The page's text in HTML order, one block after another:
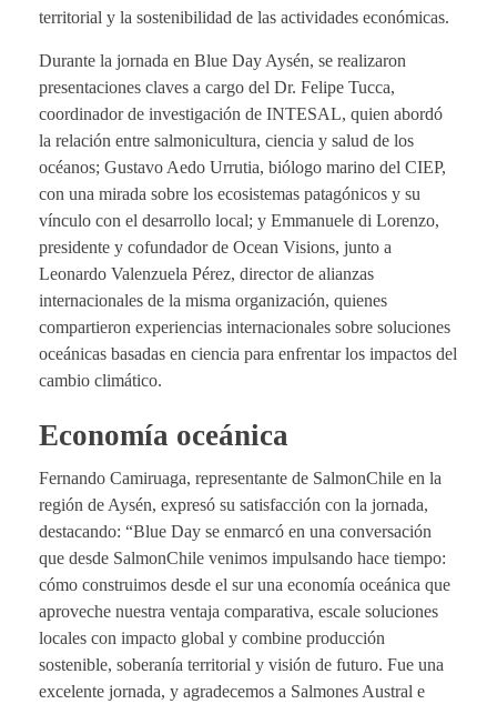
territorial y la sostenibilidad de las actividades económicas.
Durante la jornada en Blue Day Aysén, se realizaron
presentaciones claves a cargo del Dr. Felipe Tucca,
coordinador de investigación de INTESAL, quien abordó
la relación entre salmonicultura, ciencia y salud de los
océanos; Gustavo Aedo Urrutia, biólogo marino del CIEP,
con una mirada sobre los ecosistemas patagónicos y su
vínculo con el desarrollo local; y Emmanuele di Lorenzo,
presidente y cofundador de Ocean Visions, junto a
Leonardo Valenzuela Pérez, director de alianzas
internacionales de la misma organización, quienes
compartieron experiencias internacionales sobre soluciones
oceánicas basadas en ciencia para enfrentar los impactos del
cambio climático.
Economía oceánica
Fernando Camiruaga, representante de SalmonChile en la
región de Aysén, expresó su satisfacción con la jornada,
destacando: “Blue Day se enmarcó en una conversación
que desde SalmonChile venimos impulsando hace tiempo:
cómo construimos desde el sur una economía oceánica que
aproveche nuestra ventaja comparativa, escale soluciones
locales con impacto global y combine producción
sostenible, soberanía territorial y visión de futuro. Fue una
excelente jornada, y agradecemos a Salmones Austral e